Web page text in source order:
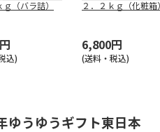
ｇ（バラ詰）
込)
２．２ｋｇ（化粧箱
6,800円
(送料・税込)
うゆうギフト東日本